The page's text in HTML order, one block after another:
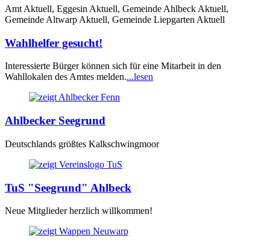
Amt Aktuell, Eggesin Aktuell, Gemeinde Ahlbeck Aktuell,
Gemeinde Altwarp Aktuell, Gemeinde Liepgarten Aktuell
Wahlhelfer gesucht!
Interessierte Bürger können sich für eine Mitarbeit in den
Wahllokalen des Amtes melden....lesen
Ahlbecker Seegrund
Deutschlands größtes Kalkschwingmoor
TuS "Seegrund" Ahlbeck
Neue Mitglieder herzlich willkommen!